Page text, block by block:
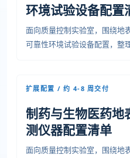
环境试验设备配置
面向质量控制实验室，围绕地
可靠性环境试验设备配置，整
扩展配置 / 约 4-8 周交付
制药与生物医药地
测仪器配置清单
面向质量控制实验室，围绕地